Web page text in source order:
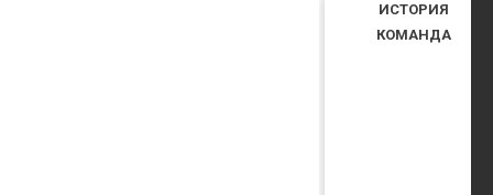
ИСТОРИЯ
КОМАНДА